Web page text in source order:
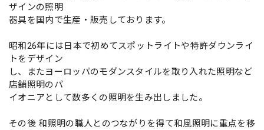
ザインの照明
器具を国内で生産・販売しております。
昭和26年には日本で初めてスポットライトや特許ダウンライ
トをデザイン
し、またヨーロッパのモダンスタイルを取り入れた照明など
店舗照明のパ
イオニアとして数多くの照明を生み出しました。
その後 和照明の職人とのつながりを得て和風照明に重点を移